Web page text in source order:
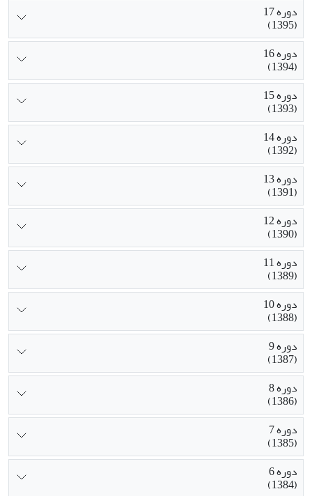
دوره 17
(1395)
دوره 16
(1394)
دوره 15
(1393)
دوره 14
(1392)
دوره 13
(1391)
دوره 12
(1390)
دوره 11
(1389)
دوره 10
(1388)
دوره 9
(1387)
دوره 8
(1386)
دوره 7
(1385)
دوره 6
(1384)